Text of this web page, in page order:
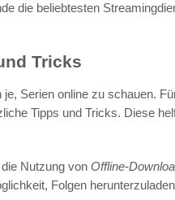
die beliebtesten
Tricks
Serien online zu schauen.
Tipps und Tricks. Diese
Nutzung von Offline-
Folgen